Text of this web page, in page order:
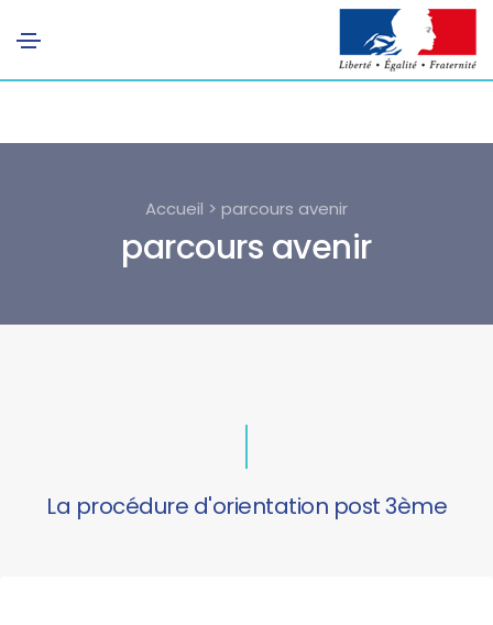
Accueil > parcours avenir
parcours avenir
La procédure d'orientation post 3ème